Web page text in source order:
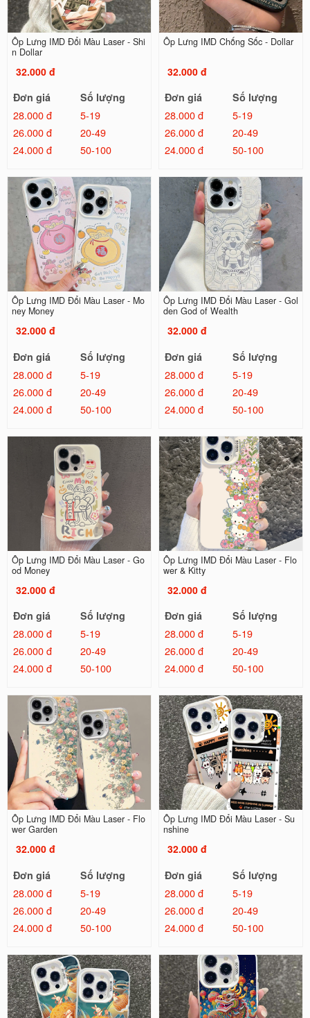
Ốp Lưng IMD Đổi Màu Laser - Shi
n Dollar
32.000 đ
Đơn giá
Số lượng
28.000 đ
5-19
26.000 đ
20-49
24.000 đ
50-100
Ốp Lưng IMD Chống Sốc - Dollar
32.000 đ
Đơn giá
Số lượng
28.000 đ
5-19
26.000 đ
20-49
24.000 đ
50-100
Ốp Lưng IMD Đổi Màu Laser - Mo
ney Money
32.000 đ
Đơn giá
Số lượng
28.000 đ
5-19
26.000 đ
20-49
24.000 đ
50-100
Ốp Lưng IMD Đổi Màu Laser - Gol
den God of Wealth
32.000 đ
Đơn giá
Số lượng
28.000 đ
5-19
26.000 đ
20-49
24.000 đ
50-100
Ốp Lưng IMD Đổi Màu Laser - Go
od Money
32.000 đ
Đơn giá
Số lượng
28.000 đ
5-19
26.000 đ
20-49
24.000 đ
50-100
Ốp Lưng IMD Đổi Màu Laser - Flo
wer & Kitty
32.000 đ
Đơn giá
Số lượng
28.000 đ
5-19
26.000 đ
20-49
24.000 đ
50-100
Ốp Lưng IMD Đổi Màu Laser - Flo
wer Garden
32.000 đ
Đơn giá
Số lượng
28.000 đ
5-19
26.000 đ
20-49
24.000 đ
50-100
Ốp Lưng IMD Đổi Màu Laser - Su
nshine
32.000 đ
Đơn giá
Số lượng
28.000 đ
5-19
26.000 đ
20-49
24.000 đ
50-100